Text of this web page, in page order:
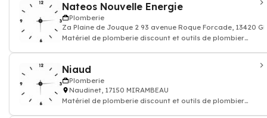
Nateos Nouvelle Energie
Plomberie
Za Plaine de Jouque 2 93 avenue Roque Forcade, 13420
Matériel de plomberie discount et outils de plombier
Niaud
Plomberie
Naudinet, 17150 MIRAMBEAU
Matériel de plomberie discount et outils de plombier